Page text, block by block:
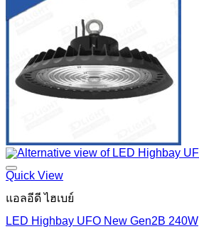
Quick View
แอลอีดี ไฮเบย์
LED Highbay UFO New Gen2B 240W